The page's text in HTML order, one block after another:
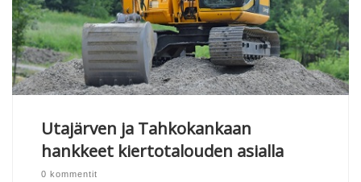
Utajärven ja Tahkokankaan
hankkeet kiertotalouden asialla
0 kommentit